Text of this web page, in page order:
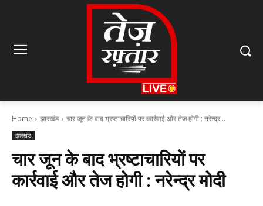
Home झारखंड चार जून के बाद भ्रष्टाचारियों पर कार्रवाई और तेज होगी : नरेन्द्र...
झारखंड
चार जून के बाद भ्रष्टाचारियों पर
कार्रवाई और तेज होगी : नरेन्द्र मोदी